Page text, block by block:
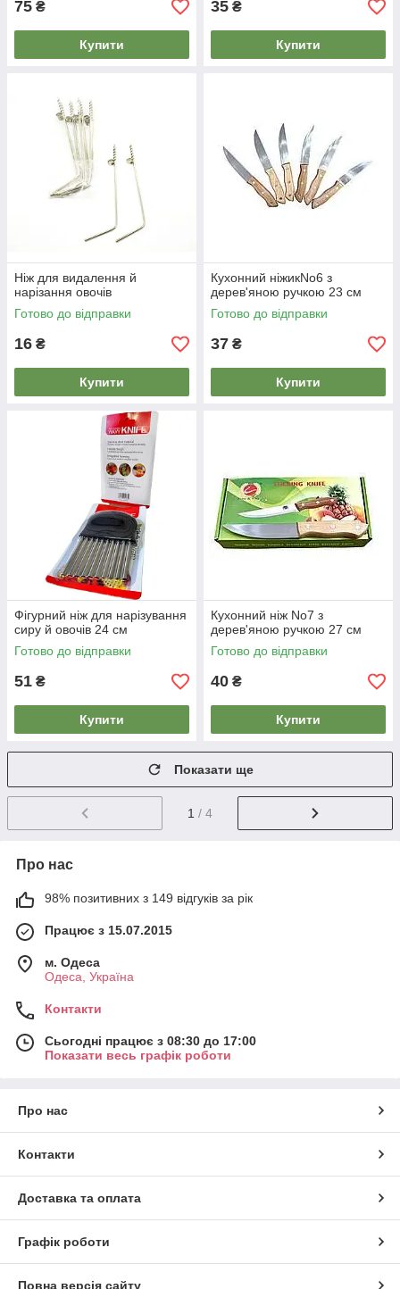
75 ₴
Купити
35 ₴
Купити
Ніж для видалення й
нарізання овочів
Готово до відправки
16 ₴
Купити
Кухонний ніжикNo6 з
дерев'яною ручкою 23 см
Готово до відправки
37 ₴
Купити
Фігурний ніж для нарізування
сиру й овочів 24 см
Готово до відправки
51 ₴
Купити
Кухонний ніж No7 з
дерев'яною ручкою 27 см
Готово до відправки
40 ₴
Купити
Показати ще
1 / 4
Про нас
98% позитивних з 149 відгуків за рік
Працює з 15.07.2015
м. Одеса
Одеса, Україна
Контакти
Сьогодні працює з 08:30 до 17:00
Показати весь графік роботи
Про нас
Контакти
Доставка та оплата
Графік роботи
Повна версія сайту